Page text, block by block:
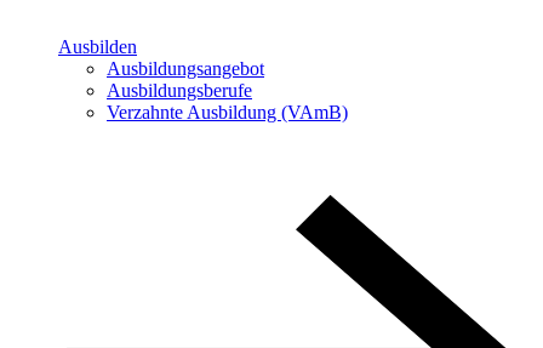
Ausbilden
Ausbildungsangebot
Ausbildungsberufe
Verzahnte Ausbildung (VAmB)